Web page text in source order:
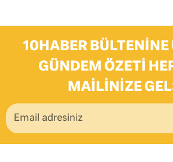
10HABER BÜLTENINE
GÜNDEM ÖZETI
MAILINIZE